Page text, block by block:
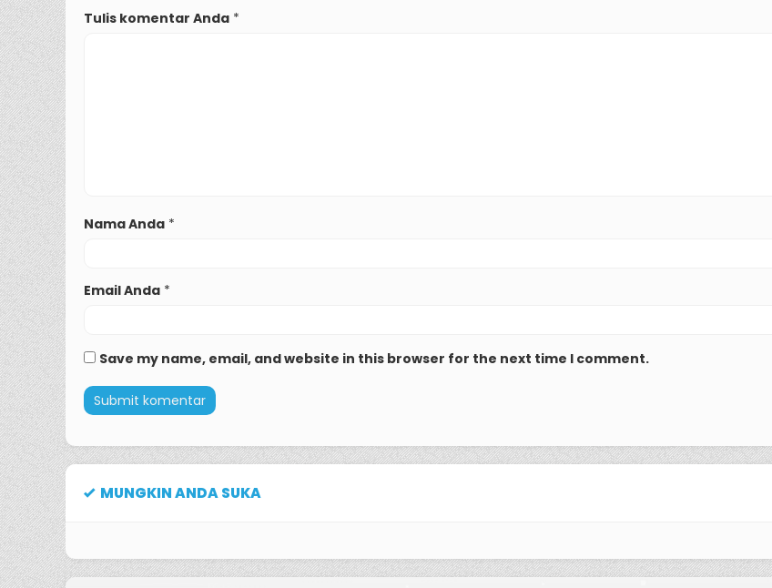
Tulis komentar Anda *
Nama Anda *
Email Anda *
Save my name, email, and website in this browser for the next time I comment.
MUNGKIN ANDA SUKA